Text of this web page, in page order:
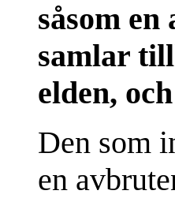
såsom
samlar
elden,
Den som
en